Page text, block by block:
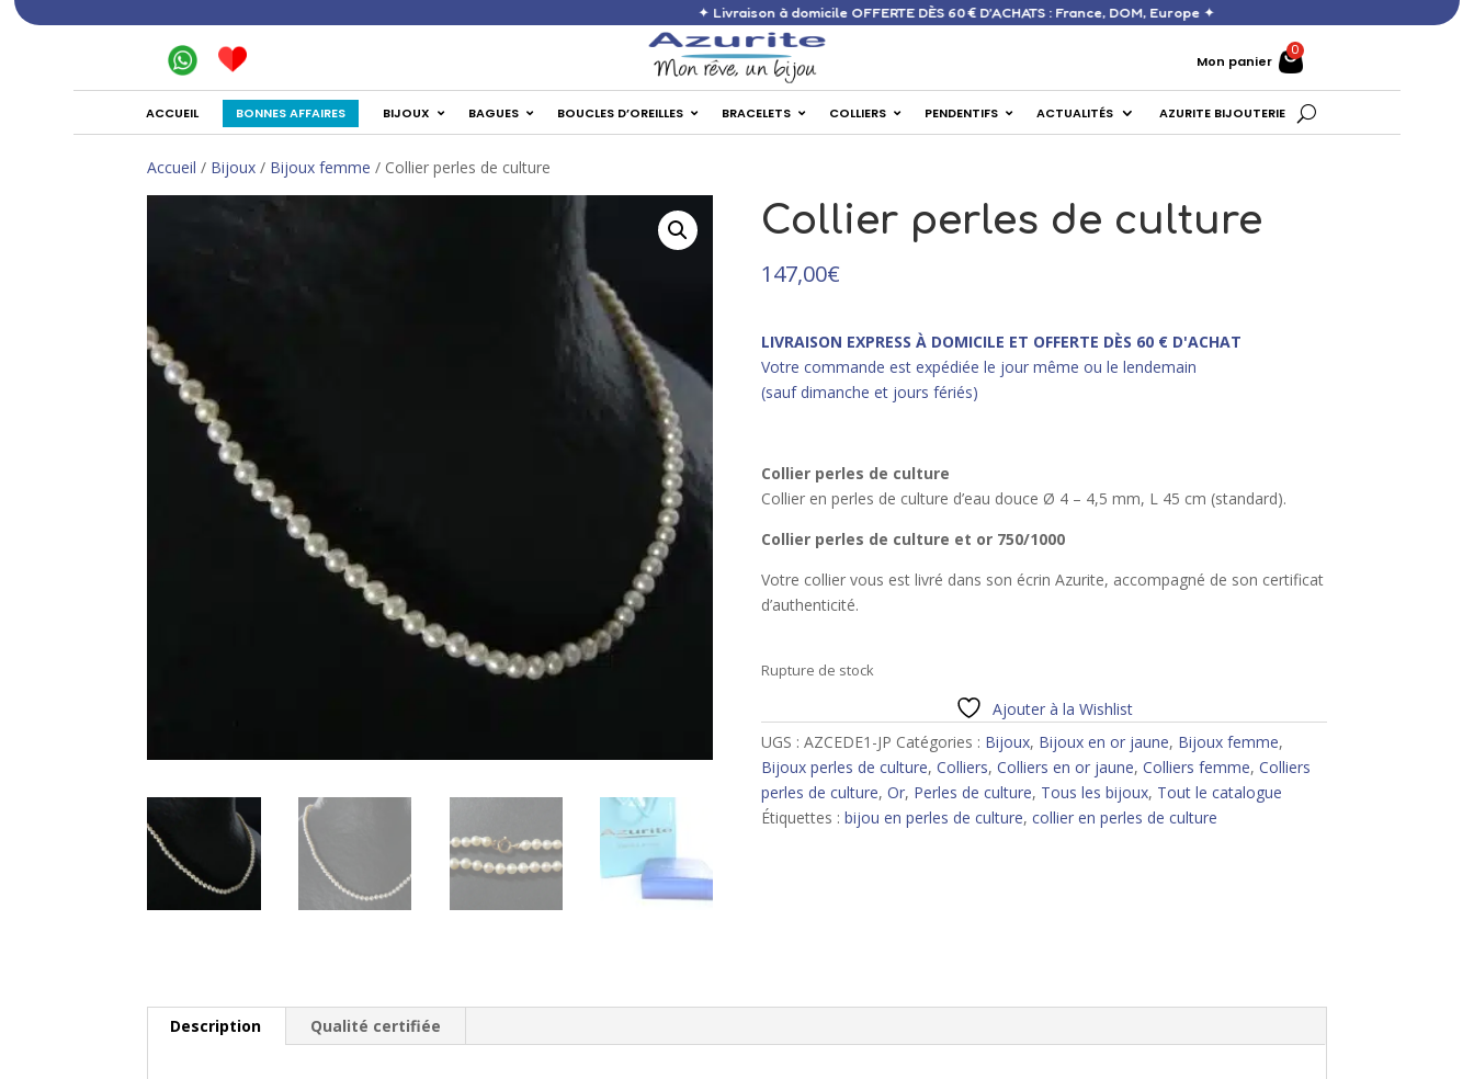
✦ Livraison à domicile OFFERTE DÈS 60 € D’ACHATS : France, DOM, Europe ✦
Mon panier
ACCUEIL BONNES AFFAIRES BIJOUX BAGUES BOUCLES D’OREILLES BRACELETS COLLIERS PENDENTIFS ACTUALITÉS AZURITE BIJOUTERIE
Accueil / Bijoux / Bijoux femme / Collier perles de culture
Collier perles de culture
147,00€
LIVRAISON EXPRESS À DOMICILE ET OFFERTE DÈS 60 € D'ACHAT
Votre commande est expédiée le jour même ou le lendemain
(sauf dimanche et jours fériés)
Collier perles de culture
Collier en perles de culture d’eau douce Ø 4 – 4,5 mm, L 45 cm (standard).
Collier perles de culture et or 750/1000
Votre collier vous est livré dans son écrin Azurite, accompagné de son certificat
d’authenticité.
Rupture de stock
Ajouter à la Wishlist
UGS : AZCEDE1-JP Catégories : Bijoux, Bijoux en or jaune, Bijoux femme,
Bijoux perles de culture, Colliers, Colliers en or jaune, Colliers femme, Colliers
perles de culture, Or, Perles de culture, Tous les bijoux, Tout le catalogue
Étiquettes : bijou en perles de culture, collier en perles de culture
Description Qualité certifiée